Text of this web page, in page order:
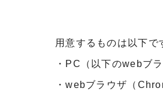
用意するものは以下で
・PC（以下のwebブ
・webブラウザ（